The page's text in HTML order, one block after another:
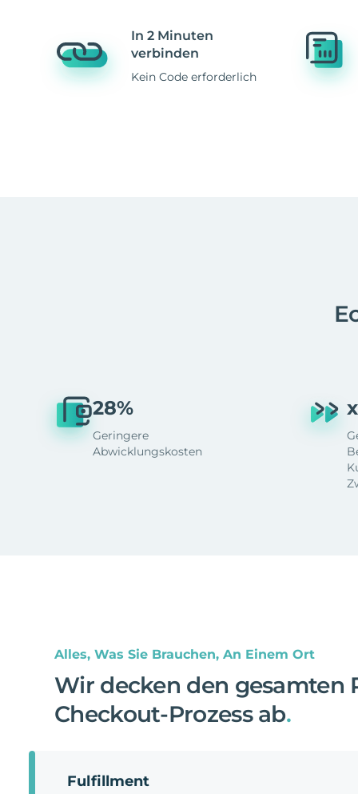
In 2 Minuten
verbinden
Kein Code erforderlich
28%
Geringere
Abwicklungskosten
Alles, Was Sie Brauchen, An Einem Ort
Wir decken den gesamten
Checkout-Prozess ab.
Fulfillment